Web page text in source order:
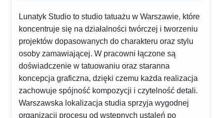
Lunatyk Studio to studio tatuażu w Warszawie, które
koncentruje się na działalności twórczej i tworzeniu
projektów dopasowanych do charakteru oraz stylu
osoby zamawiającej. W pracowni łączone są
doświadczenie w tatuowaniu oraz staranna
koncepcja graficzna, dzięki czemu każda realizacja
zachowuje spójność kompozycji i czytelność detali.
Warszawska lokalizacja studia sprzyja wygodnej
organizacji procesu od wstępnych ustaleń po